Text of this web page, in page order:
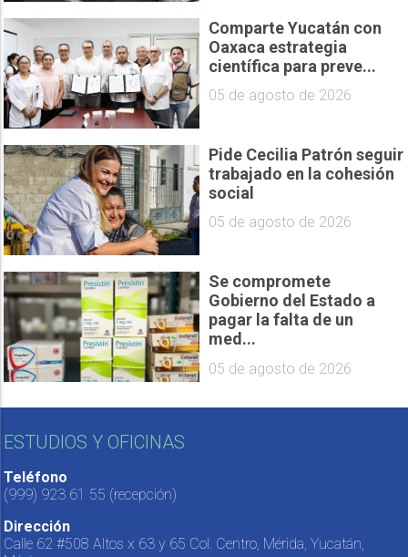
Comparte Yucatán con
Oaxaca estrategia
científica para preve...
05 de agosto de 2026
Pide Cecilia Patrón seguir
trabajado en la cohesión
social
05 de agosto de 2026
Se compromete
Gobierno del Estado a
pagar la falta de un
med...
05 de agosto de 2026
ESTUDIOS Y OFICINAS
Teléfono
(999) 923 61 55 (recepción)
Dirección
Calle 62 #508 Altos x 63 y 65 Col. Centro, Mérida, Yucatán,